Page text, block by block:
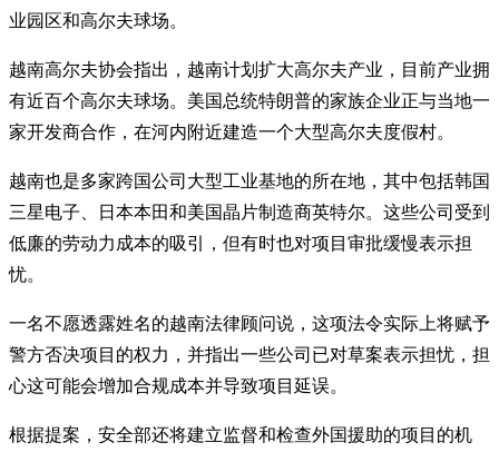
业园区和高尔夫球场。
越南高尔夫协会指出，越南计划扩大高尔夫产业，目前产业拥
有近百个高尔夫球场。美国总统特朗普的家族企业正与当地一
家开发商合作，在河内附近建造一个大型高尔夫度假村。
越南也是多家跨国公司大型工业基地的所在地，其中包括韩国
三星电子、日本本田和美国晶片制造商英特尔。这些公司受到
低廉的劳动力成本的吸引，但有时也对项目审批缓慢表示担
忧。
一名不愿透露姓名的越南法律顾问说，这项法令实际上将赋予
警方否决项目的权力，并指出一些公司已对草案表示担忧，担
心这可能会增加合规成本并导致项目延误。
根据提案，安全部还将建立监督和检查外国援助的项目的机